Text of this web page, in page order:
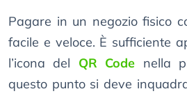
Pagare in un negozio fisico
facile e veloce. È sufficiente
l’icona del QR Code nella
questo punto si deve